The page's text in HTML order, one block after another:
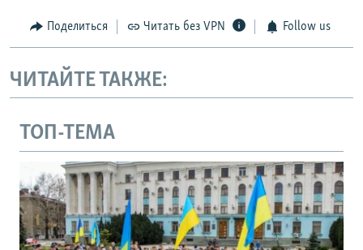
Поделиться Читать без VPN Follow us
ЧИТАЙТЕ ТАКЖЕ:
ТОП-ТЕМА